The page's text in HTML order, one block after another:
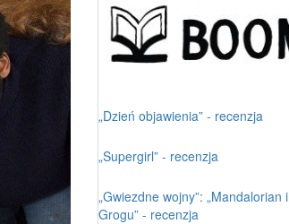
„Dzień objawienia” - recenzja
„Supergirl” - recenzja
„Gwiezdne wojny”: „Mandalorian i
Grogu” - recenzja